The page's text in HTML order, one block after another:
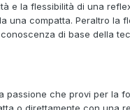
e la flessibilità di una
una compatta. Peraltro la
di base della
passione che provi per la